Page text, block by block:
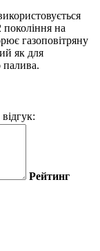
покоління на
газоповітряну
як для
палива.
Рейтинг